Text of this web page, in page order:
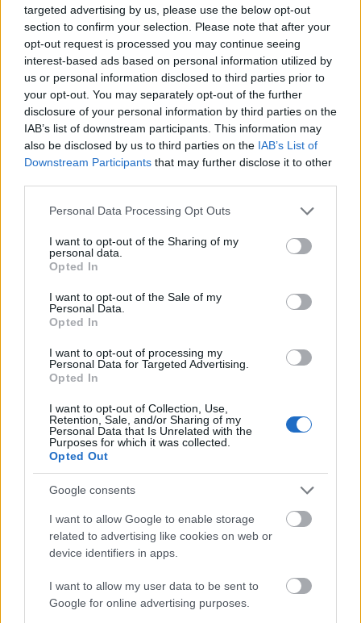
targeted advertising by us, please use the below opt-out
section to confirm your selection. Please note that after your
opt-out request is processed you may continue seeing
interest-based ads based on personal information utilized by
us or personal information disclosed to third parties prior to
your opt-out. You may separately opt-out of the further
disclosure of your personal information by third parties on the
IAB’s list of downstream participants. This information may
also be disclosed by us to third parties on the IAB’s List of
Downstream Participants that may further disclose it to other
Please note that this website/app uses one or more Google
not limited to your visit or usage behaviour. You may click to
grant or deny consent to Google and its third-party tags to
use your data for below specified purposes in below Google
consent section.
Personal Data Processing Opt Outs
I want to opt-out of the Sharing of my
personal data.
Opted In
I want to opt-out of the Sale of my
Personal Data.
Opted In
I want to opt-out of processing my
Personal Data for Targeted Advertising.
Opted In
I want to opt-out of Collection, Use,
Retention, Sale, and/or Sharing of my
Personal Data that Is Unrelated with the
Purposes for which it was collected.
Opted Out
Google consents
I want to allow Google to enable storage
related to advertising like cookies on web or
device identifiers in apps.
I want to allow my user data to be sent to
Google for online advertising purposes.